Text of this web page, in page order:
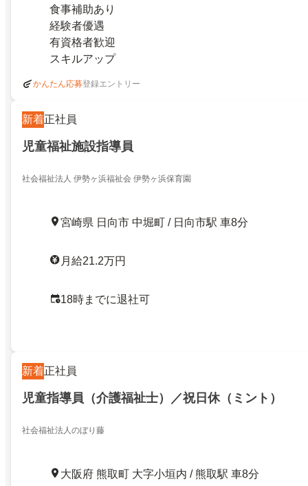
食事補助あり
経験者優遇
有資格者歓迎
スキルアップ
かんたん応募登録エントリー
新着正社員
児童福祉施設指導員
社会福祉法人 伊勢ヶ浜福祉会 伊勢ヶ浜保育園
宮崎県 日向市 中堀町 / 日向市駅 車8分
月給21.2万円
18時までに退社可
新着正社員
児童指導員（介護福祉士）／祝日休（ミント）
社会福祉法人のぼり藤
大阪府 熊取町 大字小垣内 / 熊取駅 車8分